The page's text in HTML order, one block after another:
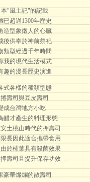
"風土記"的記載
已超過1300年歷史
造型象徵人的心臟
後供奉於神前祭祀
類型經過千年時間
我的現代生活模式
趣的漫長歷史演進
式各樣的種類型態
壽司與豆皮壽司
成台灣地方小吃
醋才產生的料理形態
土桃山時代的押壽司
長因此適合攜帶食用
於柿葉具有殺菌效果
壽司且提升保存功效
豪華燦爛的散壽司